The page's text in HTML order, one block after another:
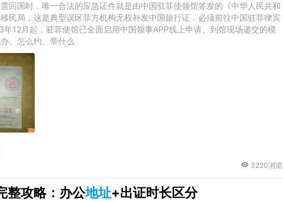
回国时，唯一合法的应急证件就是由中国驻菲使领馆签发的《中华人民共和
民局，这是典型误区菲方机构无权补发中国旅行证，必须前往中国驻菲律宾
12月起，驻菲使馆已全面启用中国领事APP线上申请、到馆现场递交的模
、怎么约、带什么
3220浏览
整攻略：办公地址+出证时长区分